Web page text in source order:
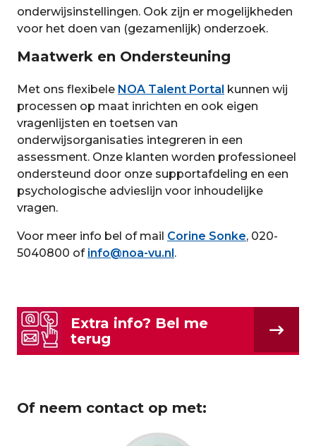
onderwijsinstellingen. Ook zijn er mogelijkheden
voor het doen van (gezamenlijk) onderzoek.
Maatwerk en Ondersteuning
Met ons flexibele NOA Talent Portal kunnen wij
processen op maat inrichten en ook eigen
vragenlijsten en toetsen van
onderwijsorganisaties integreren in een
assessment. Onze klanten worden professioneel
ondersteund door onze supportafdeling en een
psychologische advieslijn voor inhoudelijke
vragen.
Voor meer info bel of mail Corine Sonke, 020-
5040800 of info@noa-vu.nl.
Extra info? Bel me
terug
Of neem contact op met: